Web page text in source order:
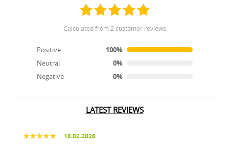
calculated from 2 customer reviews
Positive
100%
Neutral
0%
Negative
0%
LATEST REVIEWS
18.02.2026